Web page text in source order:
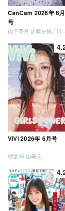
CanCam 2026年 6月
号
ViVi 2026年 6月号
櫻坂46 山﨑天